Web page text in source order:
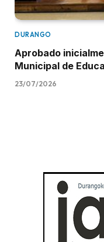
DURANGO
Aprobado
Municipal de
23/07/2026